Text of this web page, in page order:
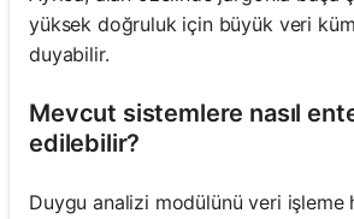
yüksek doğruluk için büyük veri
duyabilir.
Mevcut sistemlere nasıl
edilebilir?
Duygu analizi modülünü veri işleme